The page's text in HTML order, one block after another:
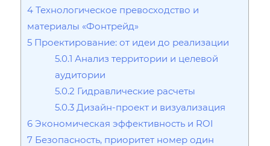
4 Технологическое превосходство и
материалы «Фонтрейд»
5 Проектирование: от идеи до реализации
5.0.1 Анализ территории и целевой
аудитории
5.0.2 Гидравлические расчеты
5.0.3 Дизайн-проект и визуализация
6 Экономическая эффективность и ROI
7 Безопасность, приоритет номер один